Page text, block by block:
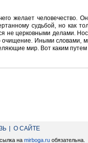
желает человечество.
судьбой, но как
не церковными делами.
Иными словами,
мир. Вот каким
О САЙТЕ
на mirboga.ru обязательна.